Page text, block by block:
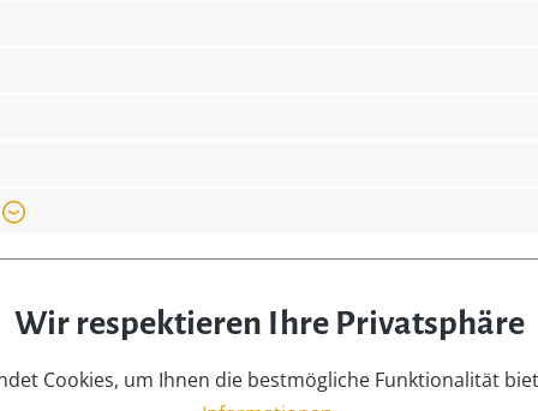
Ralf Zenker, Hauptstraße
Tiefe:
USP:
Wir respektieren Ihre Privatsphäre
Cookies, um Ihnen die bestmögliche Funktionalität